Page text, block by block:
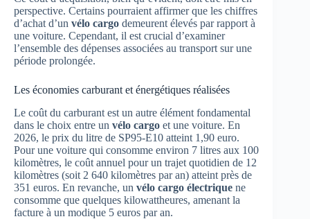
perspective. Certains pourraient affirmer que les chiffres
d’achat d’un vélo cargo demeurent élevés par rapport à
une voiture. Cependant, il est crucial d’examiner
l’ensemble des dépenses associées au transport sur une
période prolongée.
Les économies carburant et énergétiques réalisées
Le coût du carburant est un autre élément fondamental
dans le choix entre un vélo cargo et une voiture. En
2026, le prix du litre de SP95-E10 atteint 1,90 euro.
Pour une voiture qui consomme environ 7 litres aux 100
kilomètres, le coût annuel pour un trajet quotidien de 12
kilomètres (soit 2 640 kilomètres par an) atteint près de
351 euros. En revanche, un vélo cargo électrique ne
consomme que quelques kilowattheures, amenant la
facture à un modique 5 euros par an.